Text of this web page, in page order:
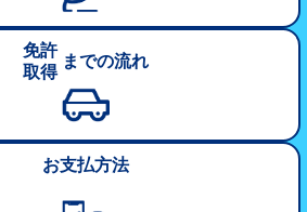
免許
取得
までの流れ
お支払方法